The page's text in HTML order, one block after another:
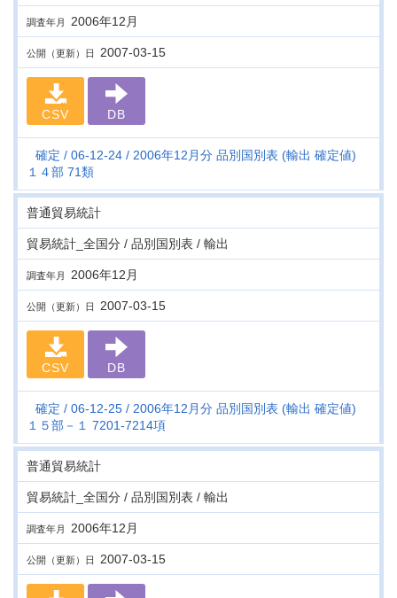
調査年月 2006年12月
公開（更新）日 2007-03-15
CSV DB
確定 06-12-24
2006年12月分 品別国別表 (輸出 確定値)
１４部 71類
普通貿易統計
貿易統計_全国分 / 品別国別表 / 輸出
調査年月 2006年12月
公開（更新）日 2007-03-15
CSV DB
確定 06-12-25
2006年12月分 品別国別表 (輸出 確定値)
１５部－１ 7201-7214項
普通貿易統計
貿易統計_全国分 / 品別国別表 / 輸出
調査年月 2006年12月
公開（更新）日 2007-03-15